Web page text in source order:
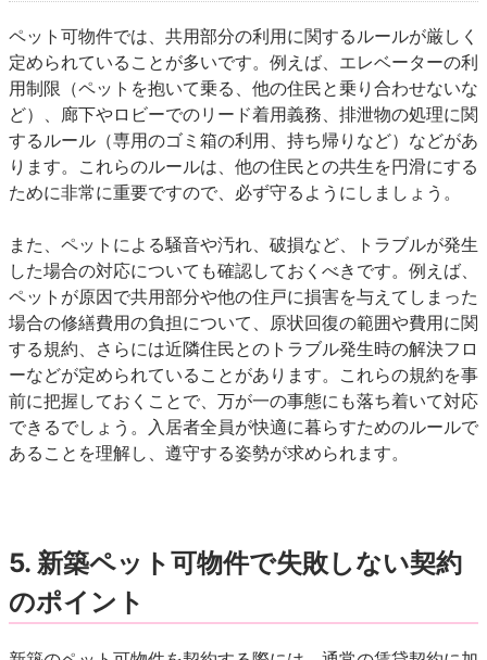
ペット可物件では、共用部分の利用に関するルールが厳しく
定められていることが多いです。例えば、 エレベーターの利
用制限 （ペットを抱いて乗る、他の住民と乗り合わせないな
ど）、 廊下やロビーでのリード着用義務、 排泄物の処理に関
するルール （専用のゴミ箱の利用、持ち帰りなど）などがあ
ります。これらのルールは、他の住民との共生を円滑にする
ために非常に重要ですので、必ず守るようにしましょう。
また、 ペットによる騒音や汚れ、破損など、トラブルが発生
した場合の対応についても確認しておくべきです。例えば、
ペットが原因で共用部分や他の住戸に損害を与えてしまった
場合の修繕費用の負担について、原状回復の範囲や費用に関
する規約、さらには近隣住民とのトラブル発生時の解決フロ
ーなどが定められていることがあります。これらの規約を事
前に把握しておくことで、万が一の事態にも落ち着いて対応
できるでしょう。入居者全員が快適に暮らすためのルールで
あることを理解し、遵守する姿勢が求められます。
5. 新築ペット可物件で失敗しない契約
のポイント